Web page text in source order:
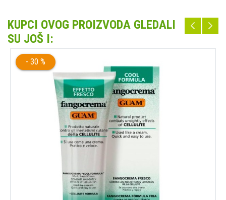
KUPCI OVOG PROIZVODA GLEDALI
SU JOŠ I:
- 30 %